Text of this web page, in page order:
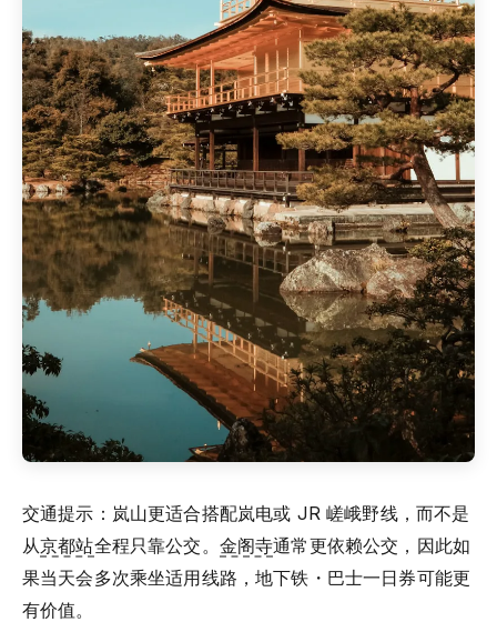
交通提示：岚山更适合搭配岚电或 JR 嵯峨野线，而不是
从京都站全程只靠公交。 金阁寺通常更依赖公交，因此如
果当天会多次乘坐适用线路，地下铁・巴士一日券可能更
有价值。